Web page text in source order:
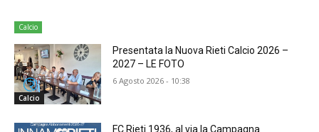
Calcio
Calcio
Presentata la Nuova Rieti Calcio 2026 –
2027 – LE FOTO
6 Agosto 2026 - 10:38
FC Rieti 1936, al via la Campagna